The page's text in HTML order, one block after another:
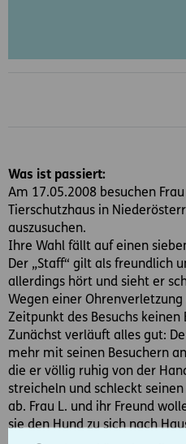
Was ist passiert:
Am 17.05.2008 besuchen
Tierschutzhaus in
auszusuchen.
Ihre Wahl fällt auf einen
Der „Staff“ gilt als freundlich
allerdings hört und sieht er
Wegen einer
Zeitpunkt des Besuchs keinen
Zunächst verläuft alles gut:
mehr mit seinen Besuchern
die er völlig ruhig von der
streicheln und schleckt
ab. Frau L. und ihr Freund
sie den Hund zu sich nach